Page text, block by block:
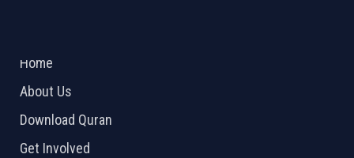
Home
About Us
Download Quran
Get Involved